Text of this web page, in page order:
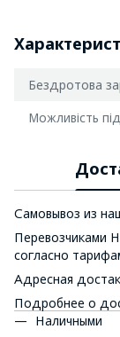
Бездротова
Можливість
Самовывоз из
Перевозчиками
согласно
Адресная
Подробнее о
Наличными